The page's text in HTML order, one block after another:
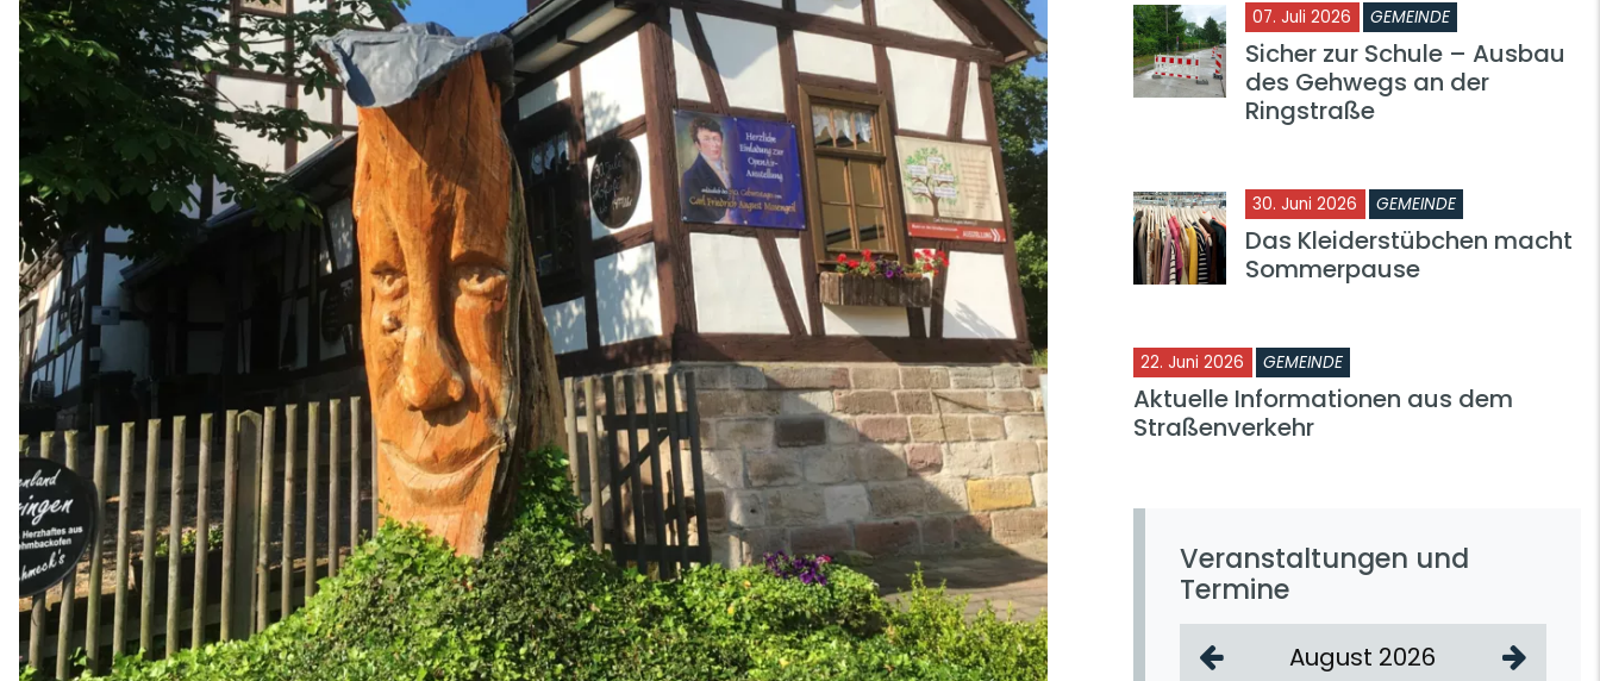
07. Juli 2026 GEMEINDE
Sicher zur Schule – Ausbau
des Gehwegs an der
Ringstraße
30. Juni 2026 GEMEINDE
Das Kleiderstübchen macht
Sommerpause
22. Juni 2026 GEMEINDE
Aktuelle Informationen aus dem
Straßenverkehr
Veranstaltungen und
Termine
August 2026